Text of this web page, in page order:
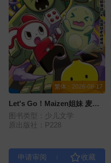
繁体：2026-08-17
Let's Go！Maizen姐妹 麦基
变成“被遗忘的巨人”之后！？
（第六册）
图书类型：少儿文学
原出版社：P228